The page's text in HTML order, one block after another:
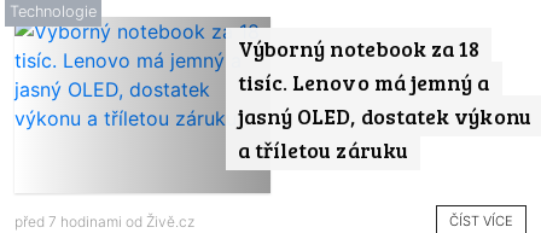
Výborný notebook za 18
tisíc. Lenovo má jemný a
jasný OLED, dostatek výkonu
a tříletou záruku
Technologie
před 7 hodinami od Živě.cz ČÍST VÍCE